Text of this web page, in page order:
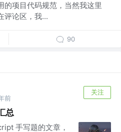
的项目代码规范，当然我这里
评论区，我...
90
前
关注
总
手写题的文章，